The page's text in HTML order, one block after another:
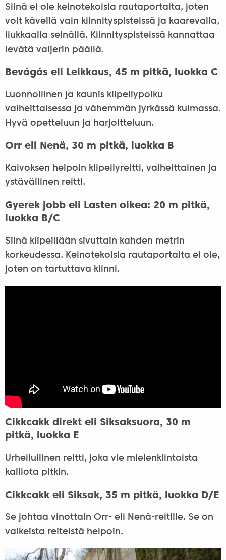
Siinä ei ole keinotekoisia rautaportaita, joten
voit kävellä vain kiinnityspisteissä ja kaarevalla,
liukkaalla seinällä. Kiinnityspisteissä kannattaa
levätä vaijerin päällä.
Bevágás eli Leikkaus, 45 m pitkä, luokka C
Luonnollinen ja kaunis kiipeilypolku
vaiheittaisessa ja vähemmän jyrkässä kulmassa.
Hyvä opetteluun ja harjoitteluun.
Orr eli Nenä, 30 m pitkä, luokka B
Kaivoksen helpoin kiipeilyreitti, vaiheittainen ja
ystävällinen reitti.
Gyerek jobb eli Lasten oikea: 20 m pitkä,
luokka B/C
Siinä kiipeillään sivuttain kahden metrin
korkeudessa. Keinotekoisia rautaportaita ei ole,
joten on tartuttava kiinni.
Cikkcakk direkt eli Siksaksuora, 30 m
pitkä, luokka E
Urheilullinen reitti, joka vie mielenkiintoista
kalliota pitkin.
Cikkcakk eli Siksak, 35 m pitkä, luokka D/E
Se johtaa vinottain Orr- eli Nenä-reitille. Se on
vaikeista reiteistä helpoin.